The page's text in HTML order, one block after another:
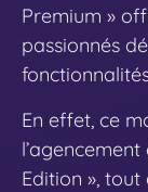
Premium »
passionnés
En effet, ce
Edition »,